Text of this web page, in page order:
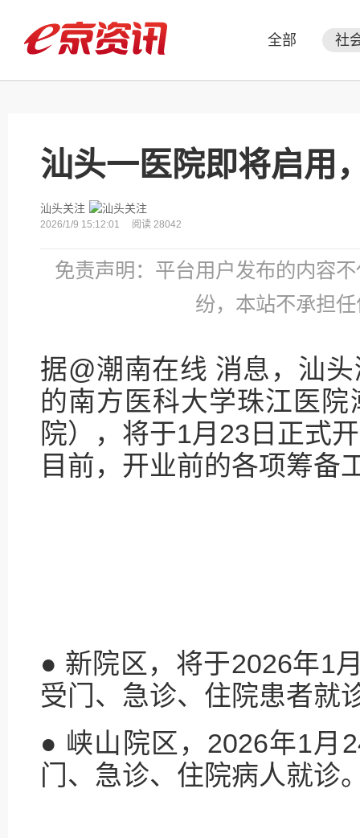
全部 社
汕头一医院即将启用
汕头关注
2026/1/9 15:12:01 阅读 28042
免责声明：平台用户发布的内容
纷，本站不承担
据@潮南在线 消息，汕
的南方医科大学珠江医院
院），将于1月23日正式
目前，开业前的各项筹备
● 新院区，将于2026年1
受门、急诊、住院患者就
● 峡山院区，2026年1月
门、急诊、住院病人就诊